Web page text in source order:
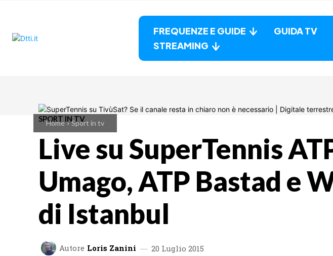
FREQUENZE E GUIDE GUIDA TV
STREAMING
Home Sport in tv
SPORT IN TV
Live su SuperTennis
Umago, ATP Bastad e
di Istanbul
Autore Loris Zanini 20 Luglio 2015